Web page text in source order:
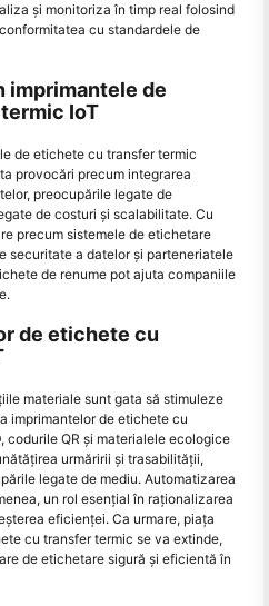
și monitoriza în timp real folosind
cu standardele de
imprimantele de
IoT
de etichete cu transfer termic
provocări precum integrarea
preocupările legate de
de costuri și scalabilitate. Cu
precum sistemele de etichetare
securitate a datelor și parteneriatele
de renume pot ajuta companiile
de etichete cu
materiale sunt gata să stimuleze
imprimantelor de etichete cu
codurile QR și materialele ecologice
urmăririi și trasabilității,
legate de mediu. Automatizarea
un rol esențial în raționalizarea
eficienței. Ca urmare, piața
cu transfer termic se va extinde,
de etichetare sigură și eficientă în